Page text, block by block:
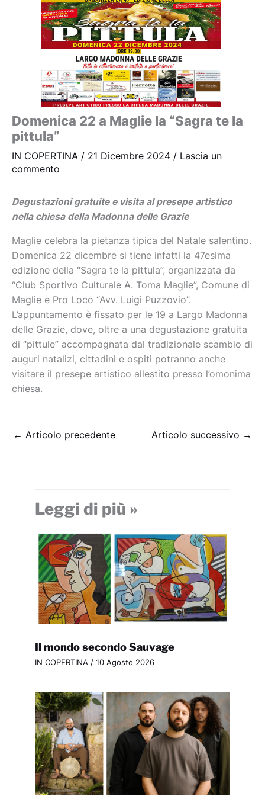
Domenica 22 a Maglie la “Sagra te la
pittula”
IN COPERTINA / 21 Dicembre 2024 / Lascia un
commento
Degustazioni gratuite e visita al presepe artistico
nella chiesa della Madonna delle Grazie
Maglie celebra la pietanza tipica del Natale salentino.
Domenica 22 dicembre si tiene infatti la 47esima
edizione della “Sagra te la pittula”, organizzata da
“Club Sportivo Culturale A. Toma Maglie”, Comune di
Maglie e Pro Loco “Avv. Luigi Puzzovio”.
L’appuntamento è fissato per le 19 a Largo Madonna
delle Grazie, dove, oltre a una degustazione gratuita
di “pittule” accompagnata dal tradizionale scambio di
auguri natalizi, cittadini e ospiti potranno anche
visitare il presepe artistico allestito presso l’omonima
chiesa.
← Articolo precedente Articolo successivo →
Leggi di più »
Il mondo secondo Sauvage
IN COPERTINA/ 10 Agosto 2026